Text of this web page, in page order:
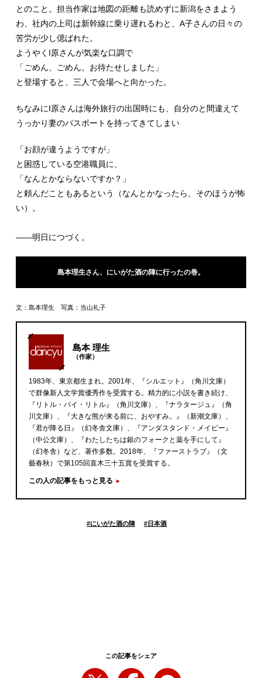
とのこと。担当作家は地図の距離も読めずに新潟をさまよう
わ、社内の上司は新幹線に乗り遅れるわと、A子さんの日々の
苦労が少し偲ばれた。
ようやくI原さんが気楽な口調で
「ごめん、ごめん。お待たせしました」
と登場すると、三人で会場へと向かった。
ちなみにI原さんは海外旅行の出国時にも、自分のと間違えて
うっかり妻のパスポートを持ってきてしまい
「お顔が違うようですが」
と困惑している空港職員に、
「なんとかならないですか？」
と頼んだこともあるという（なんとかなったら、そのほうが怖
い）。
――明日につづく。
島本理生さん、にいがた酒の陣に行ったの巻。
文：島本理生 写真：当山礼子
島本 理生
（作家）
1983年、東京都生まれ。2001年、『シルエット』（角川文庫）
で群像新人文学賞優秀作を受賞する。精力的に小説を書き続け、
『リトル・バイ・リトル』（角川文庫）、『ナラタージュ』（角
川文庫）、『大きな熊が来る前に、おやすみ。』（新潮文庫）、
『君が降る日』（幻冬舎文庫）、『アンダスタンド・メイビー』
（中公文庫）、『わたしたちは銀のフォークと薬を手にして』
（幻冬舎）など、著作多数。2018年、『ファーストラブ』（文
藝春秋）で第105回直木三十五賞を受賞する。
この人の記事をもっと見る
#にいがた酒の陣 # 日本酒
この記事をシェア